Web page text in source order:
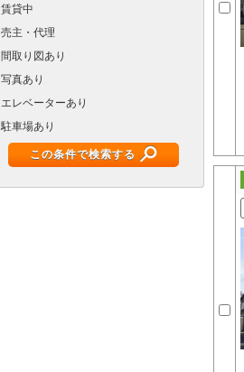
賃貸中
売主・代理
間取り図あり
写真あり
エレベーターあり
駐車場あり
この条件で検索する